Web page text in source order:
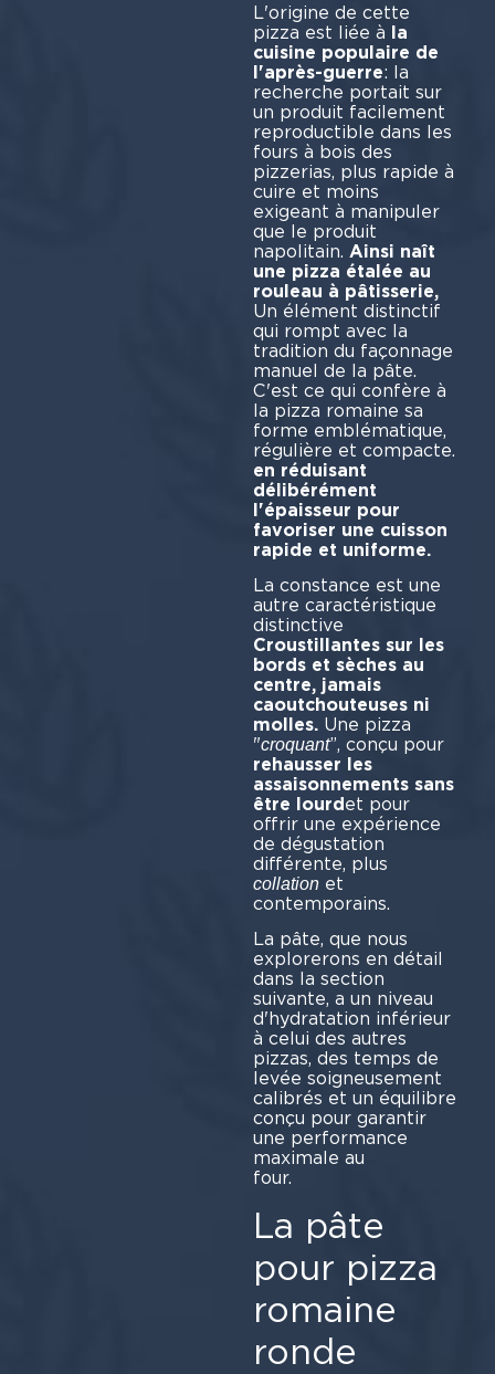
L'origine de cette
pizza est liée à la
cuisine populaire de
l'après-guerre: la
recherche portait sur
un produit facilement
reproductible dans les
fours à bois des
pizzerias, plus rapide à
cuire et moins
exigeant à manipuler
que le produit
napolitain. Ainsi naît
une pizza étalée au
rouleau à pâtisserie,
Un élément distinctif
qui rompt avec la
tradition du façonnage
manuel de la pâte.
C'est ce qui confère à
la pizza romaine sa
forme emblématique,
régulière et compacte.
en réduisant
délibérément
l'épaisseur pour
favoriser une cuisson
rapide et uniforme.
La constance est une
autre caractéristique
Croustillantes sur les
bords et sèches au
centre, jamais
caoutchouteuses ni
molles.Une pizza
"croquant”, conçu pour
rehausser les
assaisonnements sans
être lourdet pour
offrir une expérience
de dégustation
différente, plus
collationet
contemporains.
La pâte, que nous
explorerons en détail
dans la section
suivante, a un niveau
d'hydratation inférieur
à celui des autres
pizzas, des temps de
levée soigneusement
calibrés et un équilibre
conçu pour garantir
une performance
maximale au
La pâte
pour pizza
romaine
ronde